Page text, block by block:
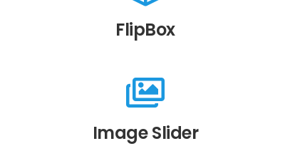
FlipBox
Image Slider